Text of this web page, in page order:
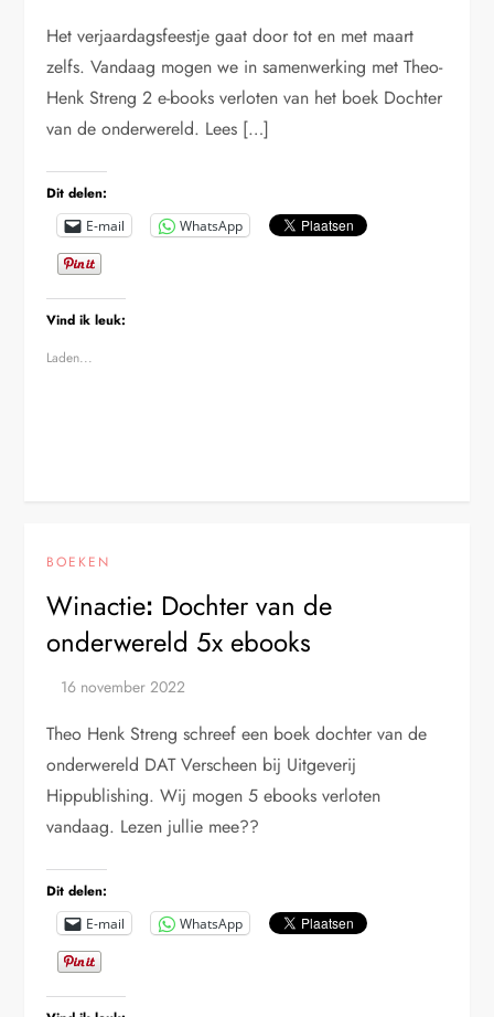
Het verjaardagsfeestje gaat door tot en met maart
zelfs. Vandaag mogen we in samenwerking met Theo-
Henk Streng 2 e-books verloten van het boek Dochter
van de onderwereld. Lees […]
Dit delen:
E-mail WhatsApp
Vind ik leuk:
Laden...
BOEKEN
Winactieꓽ Dochter van de
onderwereld 5x ebooks
Theo Henk Streng schreef een boek dochter van de
onderwereld DAT Verscheen bij Uitgeverij
Hippublishing. Wij mogen 5 ebooks verloten
vandaag. Lezen jullie mee??
Dit delen:
E-mail WhatsApp